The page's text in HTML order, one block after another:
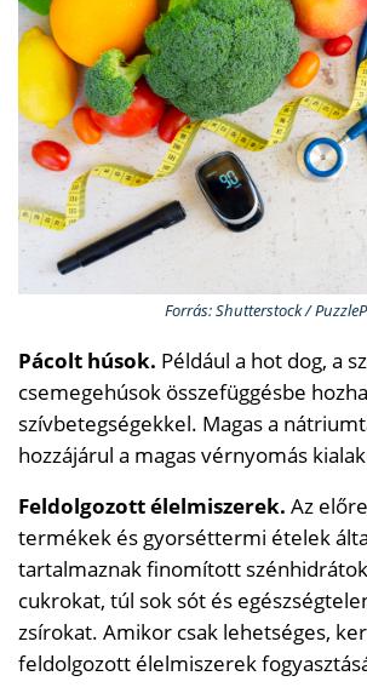
Forrás: Shutterstock /
Pácolt húsok. Például a hot dog, a
csemegehúsok összefüggésbe
szívbetegségekkel. Magas a
hozzájárul a magas vérnyomás
Feldolgozott élelmiszerek. Az
termékek és gyorséttermi ételek
tartalmaznak finomított
cukrokat, túl sok sót és
zsírokat. Amikor csak lehetséges,
feldolgozott élelmiszerek